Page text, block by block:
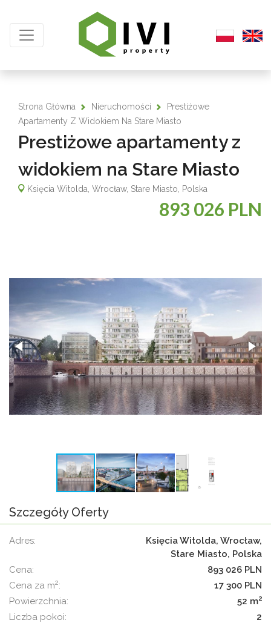
Strona Główna Nieruchomości
Prestiżowe
Apartamenty Z Widokiem Na Stare Miasto
Prestiżowe apartamenty z
widokiem na Stare Miasto
Księcia Witolda, Wrocław, Stare Miasto, Polska
893 026 PLN
Szczegóły Oferty
adres:
Księcia Witolda, Wrocław,
Stare Miasto, Polska
cena:
893 026 PLN
cena za m2:
17 300 PLN
powierzchnia:
52 m2
liczba pokoi:
2